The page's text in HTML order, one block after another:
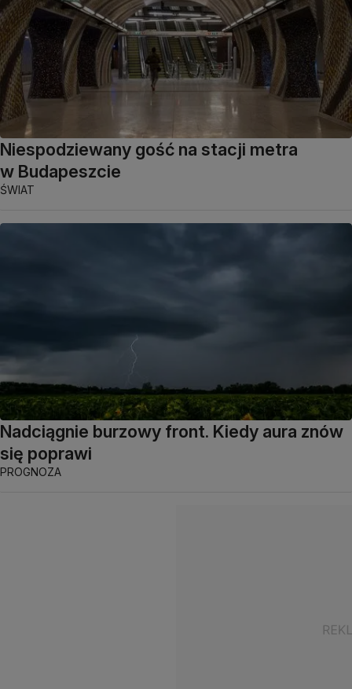
Niespodziewany gość na stacji metra
w Budapeszcie
ŚWIAT
Nadciągnie burzowy front. Kiedy aura znów
się poprawi
PROGNOZA